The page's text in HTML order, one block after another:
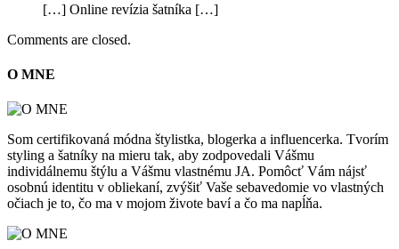
[…] Online revízia šatníka […]
Comments are closed.
O MNE
Som certifikovaná módna štylistka, blogerka a influencerka. Tvorím
styling a šatníky na mieru tak, aby zodpovedali Vášmu
individálnemu štýlu a Vášmu vlastnému JA. Pomôcť Vám nájsť
osobnú identitu v obliekaní, zvýšiť Vaše sebavedomie vo vlastných
očiach je to, čo ma v mojom živote baví a čo ma napĺňa.